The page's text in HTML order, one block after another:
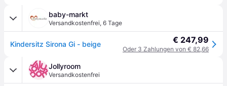
baby-markt
Versandkostenfrei, 6 Tage
Kindersitz Sirona Gi - beige € 247,99
Oder 3 Zahlungen von € 82,66
Jollyroom
Versandkostenfrei